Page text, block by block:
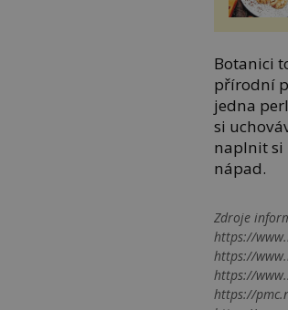
Botanici
přírodní
jedna
si
naplnit si
nápad.
Zdroje
https://
https://
https://
https://